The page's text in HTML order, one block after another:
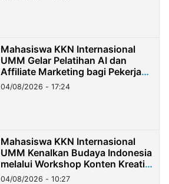
Mahasiswa KKN Internasional
UMM Gelar Pelatihan AI dan
Affiliate Marketing bagi Pekerja
Migran Indonesia di Taiwan
04/08/2026 - 17:24
Mahasiswa KKN Internasional
UMM Kenalkan Budaya Indonesia
melalui Workshop Konten Kreatif
di Taiwan
04/08/2026 - 10:27